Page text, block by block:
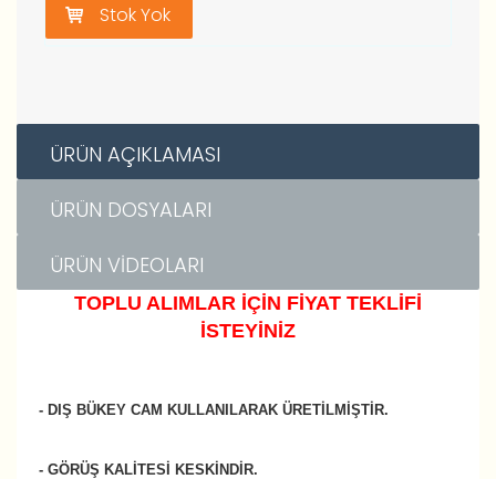
Stok Yok
ÜRÜN AÇIKLAMASI
ÜRÜN DOSYALARI
ÜRÜN VIDEOLARI
TOPLU ALIMLAR İÇİN FİYAT TEKLİFİ
İSTEYİNİZ
- DIŞ BÜKEY CAM KULLANILARAK ÜRETİLMİŞTİR.
- GÖRÜŞ KALİTESİ KESKİNDİR.